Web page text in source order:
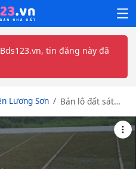
tin đăng này đã
Lương Sơn
Bán lô đất sát
– Lương Sơn chỉ
hơn 4tr/m²